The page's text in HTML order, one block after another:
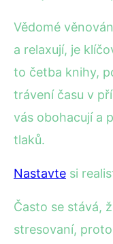
Vědomé
a relaxují, je
to četba knihy,
trávení času v
vás obohacují a
tlaků.
Nastavte si
Často se stává,
stresovaní,